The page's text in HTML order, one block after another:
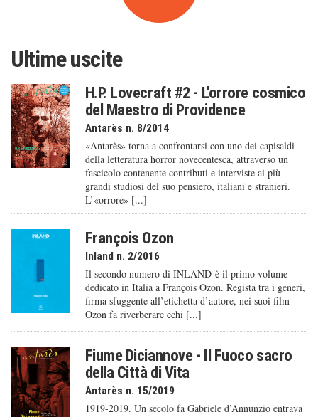
Ultime uscite
H.P. Lovecraft #2 - L'orrore cosmico
del Maestro di Providence
Antarès n. 8/2014
«Antarès» torna a confrontarsi con uno dei capisaldi
della letteratura horror novecentesca, attraverso un
fascicolo contenente contributi e interviste ai più
grandi studiosi del suo pensiero, italiani e stranieri.
L’«orrore» [...]
François Ozon
Inland n. 2/2016
Il secondo numero di INLAND è il primo volume
dedicato in Italia a François Ozon. Regista tra i generi,
firma sfuggente all’etichetta d’autore, nei suoi film
Ozon fa riverberare echi [...]
Fiume Diciannove - Il Fuoco sacro
della Città di Vita
Antarès n. 15/2019
1919-2019. Un secolo fa Gabriele d’Annunzio entrava